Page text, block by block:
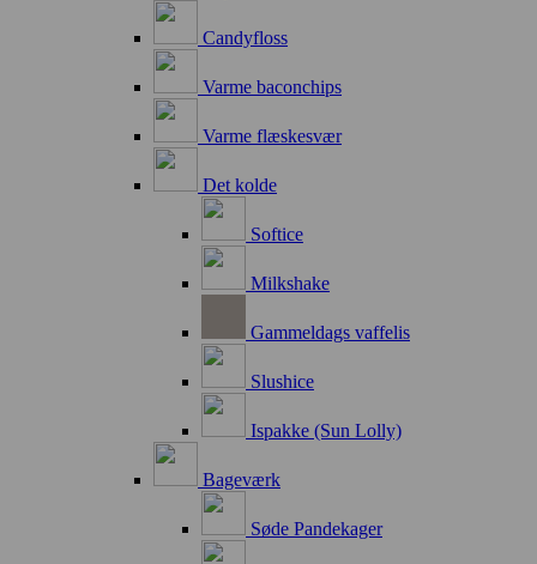
Candyfloss
Varme baconchips
Varme flæskesvær
Det kolde
Softice
Milkshake
Gammeldags vaffelis
Slushice
Ispakke (Sun Lolly)
Bageværk
Søde Pandekager